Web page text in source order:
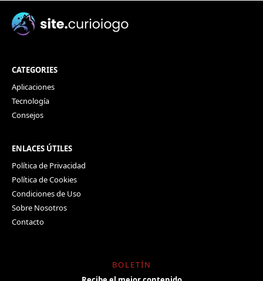
CATEGORIES
Aplicaciones
Tecnología
Consejos
ENLACES ÚTILES
Política de Privacidad
Política de Cookies
Condiciones de Uso
Sobre Nosotros
Contacto
BOLETÍN